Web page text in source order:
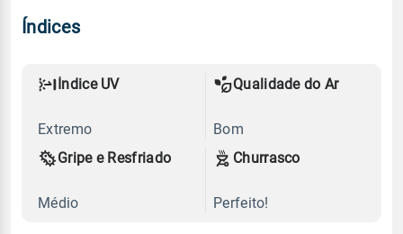
Índices
Índice UV
Extremo
Qualidade do Ar
Bom
Gripe e Resfriado
Médio
Churrasco
Perfeito!